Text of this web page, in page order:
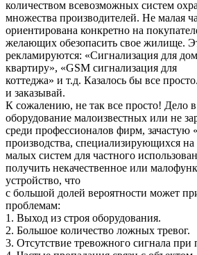
количеством всевозможных систем
множества производителей. Не малая
ориентирована конкретно на
желающих обезопасить свое жилище.
рекламируются: «Сигнализация для
квартиру», «GSM сигнализация для
коттеджа» и т.д. Казалось бы все
и заказывай.
К сожалению, не так все просто! Дело
оборудование малоизвестных или не
среди профессионалов фирм, зачастую
производства, специализирующихся на
малых систем для частного
получить некачественное или
устройство, что
с большой долей вероятности может
проблемам:
1. Выход из строя оборудования.
2. Большое количество ложных тревог.
3. Отсутствие тревожного сигнала